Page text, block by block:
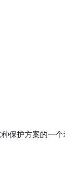
保护方案的一个